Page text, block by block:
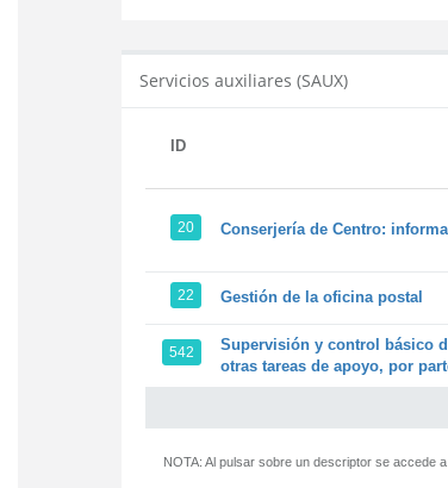
Servicios auxiliares (SAUX)
ID
20 Conserjería de Centro:
22 Gestión de la oficina postal
542
Supervisión y control básico
otras tareas de apoyo, por
NOTA: Al pulsar sobre un descriptor se accede